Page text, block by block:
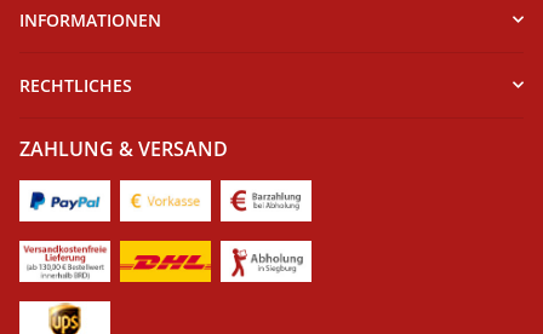
INFORMATIONEN
RECHTLICHES
ZAHLUNG & VERSAND